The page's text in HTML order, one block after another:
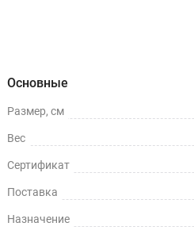
Основные
Размер, см
Вес
Сертификат
Поставка
Назначение